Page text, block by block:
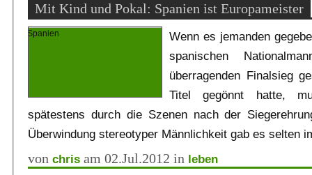
Mit Kind und Pokal: Spanien ist Europameister
Wenn es jemanden
spanischen
überragenden Finalsieg
Titel gegönnt hatte,
spätestens durch die Szenen nach der
Überwindung stereotyper Männlichkeit gab es selten
von chris am 02.Jul.2012 in leben